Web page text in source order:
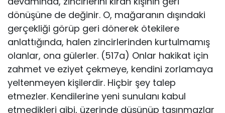
dönüşüne de değinir. O, mağaranın dışındaki
gerçekliği görüp geri dönerek ötekilere
anlattığında, halen zincirlerinden kurtulmamış
olanlar, ona gülerler. (517a) Onlar hakikat için
zahmet ve eziyet çekmeye, kendini zorlamaya
yeltenmeyen kişilerdir. Hiçbir şey talep
etmezler. Kendilerine yeni sunulanı kabul
etmedikleri gibi, üzerinde düşünüp taşınmazlar